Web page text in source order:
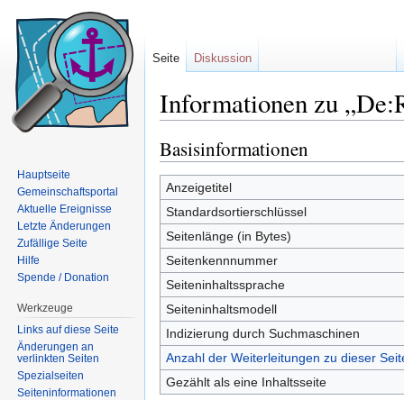
Informationen zu
Basisinformationen
Anzeigetitel
Standardsortierschlüssel
Seitenlänge (in Bytes)
Seitenkennnummer
Seiteninhaltssprache
Seiteninhaltsmodell
Indizierung durch Suchmaschinen
Anzahl der Weiterleitungen zu dieser
Gezählt als eine Inhaltsseite
Seite Diskussion
Hauptseite
Gemeinschaftsportal
Aktuelle Ereignisse
Letzte Änderungen
Zufällige Seite
Hilfe
Spende / Donation
Werkzeuge
Links auf diese Seite
Änderungen an
verlinkten Seiten
Spezialseiten
Seiten­informationen